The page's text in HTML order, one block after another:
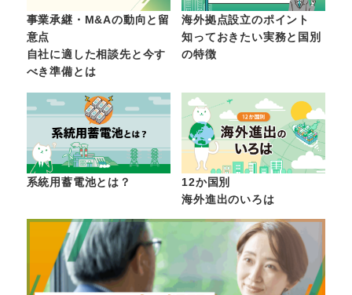
事業承継・M&Aの動向と留
意点
自社に適した相談先と今す
べき準備とは
海外拠点設立のポイント
知っておきたい実務と国別
の特徴
系統用蓄電池とは？
12か国別
海外進出のいろは